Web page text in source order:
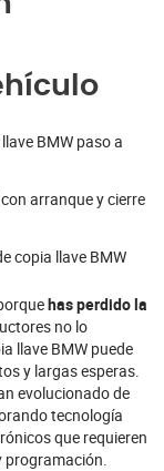
BMW paso a
arranque y cierre
copia llave BMW
has perdido la
no lo
llave BMW puede
y largas esperas.
evolucionado de
tecnología
que requieren
programación.